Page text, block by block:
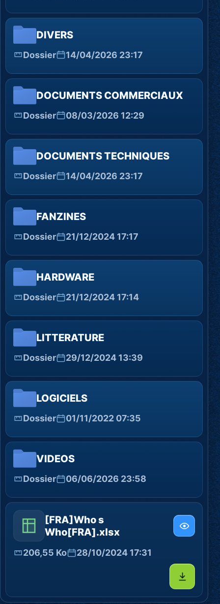
DIVERS
Dossier 14/04/2026 23:17
DOCUMENTS COMMERCIAUX
Dossier 08/03/2026 12:29
DOCUMENTS TECHNIQUES
Dossier 14/04/2026 23:17
FANZINES
Dossier 21/12/2024 17:17
HARDWARE
Dossier 21/12/2024 17:14
LITTERATURE
Dossier 29/12/2024 13:39
LOGICIELS
Dossier 01/11/2022 07:35
VIDEOS
Dossier 06/06/2026 23:58
[FRA]Who s
Who[FRA].xlsx
206,55 Ko 28/10/2024 17:31